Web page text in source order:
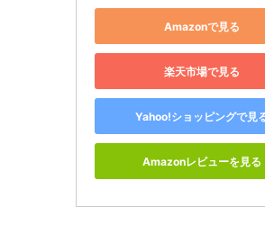
Amazonで見る
楽天市場で見る
Yahoo!ショッピングで見
Amazonレビューを見る